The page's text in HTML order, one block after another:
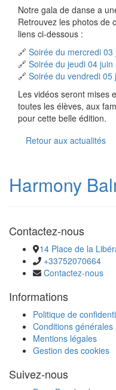
Notre gala de danse a
Retrouvez les photos de
liens ci-dessous :
🔗 Soirée du mercredi 03
🔗 Soirée du jeudi 04 juin
🔗 Soirée du vendredi 05
Les vidéos seront mises
toutes les élèves, aux
pour cette belle édition.
Retour aux actualités
Harmony
Contactez-nous
​​​​​​​14 Place de la
+33752070664
Contactez-nous
Informations
Politique de
Conditions générales
Mentions légales
Gestion des cookies
Suivez-nous